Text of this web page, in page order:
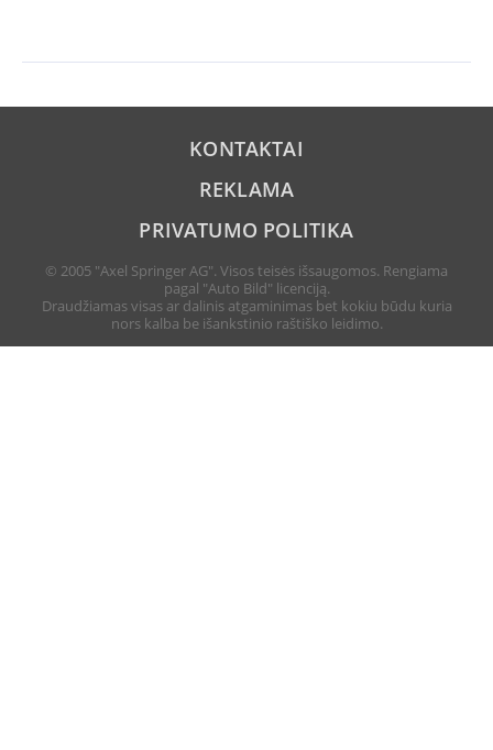
KONTAKTAI
REKLAMA
PRIVATUMO POLITIKA
© 2005 "Axel Springer AG". Visos teisės išsaugomos. Rengiama
pagal "Auto Bild" licenciją.
Draudžiamas visas ar dalinis atgaminimas bet kokiu būdu kuria
nors kalba be išankstinio raštiško leidimo.